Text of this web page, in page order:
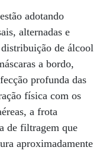
adotando
alternadas e
distribuição de álcool
a bordo,
profunda das
física com os
a frota
de filtragem que
aproximadamente